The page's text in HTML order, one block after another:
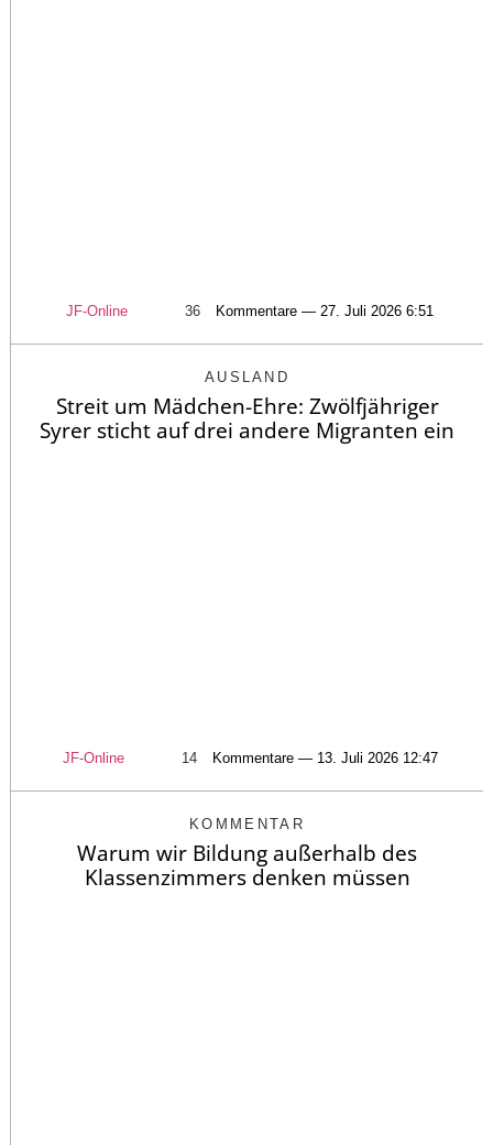
JF-Online 36 Kommentare — 27. Juli 2026 6:51
AUSLAND
Streit um Mädchen-Ehre: Zwölfjähriger
Syrer sticht auf drei andere Migranten ein
JF-Online 14 Kommentare — 13. Juli 2026 12:47
KOMMENTAR
Warum wir Bildung außerhalb des
Klassenzimmers denken müssen